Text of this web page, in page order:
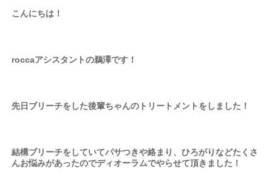
こんにちは！
roccaアシスタントの鵜澤です！
先日ブリーチをした後輩ちゃんのトリートメントをしました！
結構ブリーチをしていてパサつきや絡まり、ひろがりなどたくさ
んお悩みがあったのでディオーラムでやらせて頂きました！